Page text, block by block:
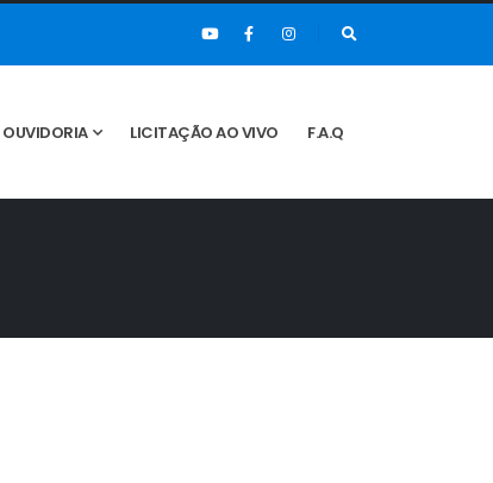
OUVIDORIA LICITAÇÃO AO VIVO F.A.Q